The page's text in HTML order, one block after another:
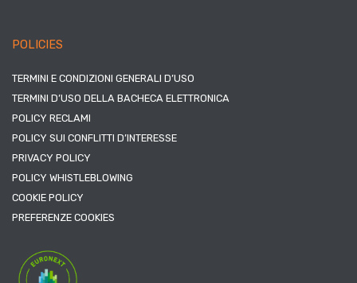
POLICIES
TERMINI E CONDIZIONI GENERALI D’USO
TERMINI D’USO DELLA BACHECA ELETTRONICA
POLICY RECLAMI
POLICY SUI CONFLITTI D’INTERESSE
PRIVACY POLICY
POLICY WHISTLEBLOWING
COOKIE POLICY
PREFERENZE COOKIES